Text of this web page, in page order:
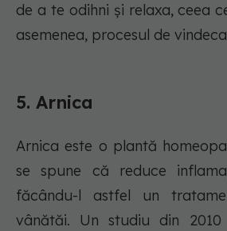
de a te odihni și relaxa, ceea
asemenea, procesul de
5. Arnica
Arnica este o plantă
se spune că reduce
făcându-l astfel un
vânătăi. Un studiu din